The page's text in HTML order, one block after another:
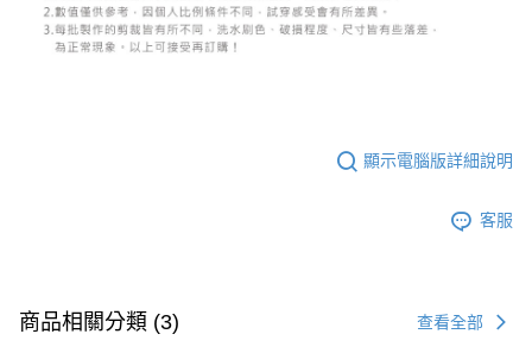
顯示電腦版詳細說明
客服
商品相關分類 (3) 查看全部